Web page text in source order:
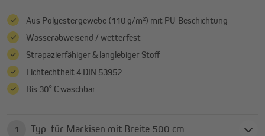
Aus Polyestergewebe (110 g/m²) mit PU-Beschichtung
Wasserabweisend / wetterfest
Strapazierfähiger & langlebiger Stoff
Lichtechtheit 4 DIN 53952
Bis 30° C waschbar
1 Typ: für Markisen mit Breite 500 cm